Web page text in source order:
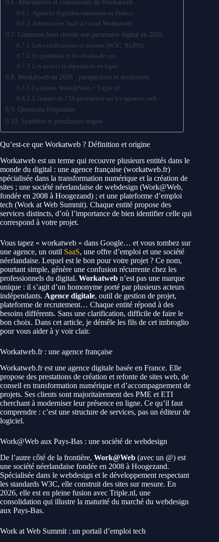
Alternatives et concurrents de Workatweb
Agences digitales similaires en France
Alternatives SaaS à l’outil Workatweb
Comment bien choisir son partenaire digital en 2026
Les certifications et normes (W3C, RGPD)
Le portfolio et les études de cas
Les avis et la réputation en ligne
Workatweb en 2026 : perspectives et évolutions
La fusion Work@Web + Triple.nl
L’impact de l’IA générative sur les agences web
Questions fréquentes
Synthèse et prochaines étapes
Qu’est-ce que Workatweb ? Définition et origine
Workatweb est un terme qui recouvre plusieurs entités dans le
monde du digital : une agence française (workatweb.fr)
spécialisée dans la transformation numérique et la création de
sites ; une société néerlandaise de webdesign (Work@Web,
fondée en 2008 à Hoogezand) ; et une plateforme d’emploi
tech (Work at Web Summit). Chaque entité propose des
services distincts, d’où l’importance de bien identifier celle qui
correspond à votre projet.
Vous tapez « workatweb » dans Google… et vous tombez sur
une agence, un outil SaaS, une offre d’emploi et une société
néerlandaise. Lequel est le bon pour votre projet ? Ce nom,
pourtant simple, génère une confusion récurrente chez les
professionnels du digital. Workatweb n’est pas une marque
unique : il s’agit d’un homonyme porté par plusieurs acteurs
indépendants. Agence digitale, outil de gestion de projet,
plateforme de recrutement… Chaque entité répond à des
besoins différents. Sans une clarification, difficile de faire le
bon choix. Dans cet article, je démêle les fils de cet imbroglio
pour vous aider à y voir clair.
Workatweb.fr : une agence française
Workatweb.fr est une agence digitale basée en France. Elle
propose des prestations de création et refonte de sites web, de
conseil en transformation numérique et d’accompagnement de
projets. Ses clients sont majoritairement des PME et ETI
cherchant à moderniser leur présence en ligne. Ce qu’il faut
comprendre : c’est une structure de services, pas un éditeur de
logiciel.
Work@Web aux Pays-Bas : une société de webdesign
De l’autre côté de la frontière, Work@Web (avec un @) est
une société néerlandaise fondée en 2008 à Hoogezand.
Spécialisée dans le webdesign et le développement respectant
les standards W3C, elle construit des sites sur mesure. En
2026, elle est en pleine fusion avec Triple.nl, une
consolidation qui illustre la maturité du marché du webdesign
aux Pays-Bas.
Work at Web Summit : un portail d’emploi tech